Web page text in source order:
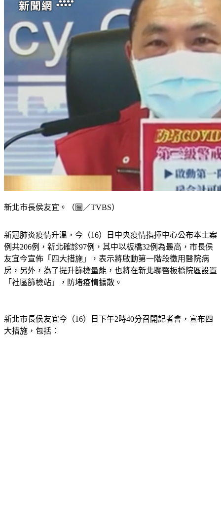
新北市長侯友宜。（圖／TVBS）
新冠肺炎疫情升溫，今（16）日中央疫情指揮中心公布本土案
例共206例，新北確診97例，其中以板橋32例為最高，市長侯
友宜今宣佈「四大措施」，表示將啟動第一階段徵用醫院病
房，另外，為了提升篩檢量能，也將在新北聯醫板橋院區設置
「社區篩檢站」，防堵疫情擴散。
新北市長侯友宜今（16）日下午2時40分召開記者會，宣布四
大措施，包括：